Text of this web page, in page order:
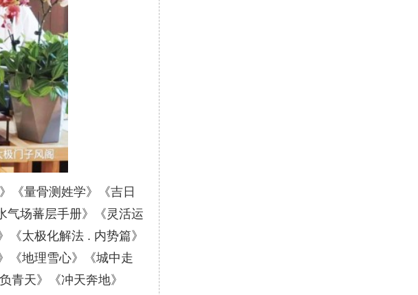
《量骨测姓学》《吉日
气场蕃层手册》《灵活运
太极化解法 . 内势篇》
《地理雪心》《城中走
青天》《冲天奔地》